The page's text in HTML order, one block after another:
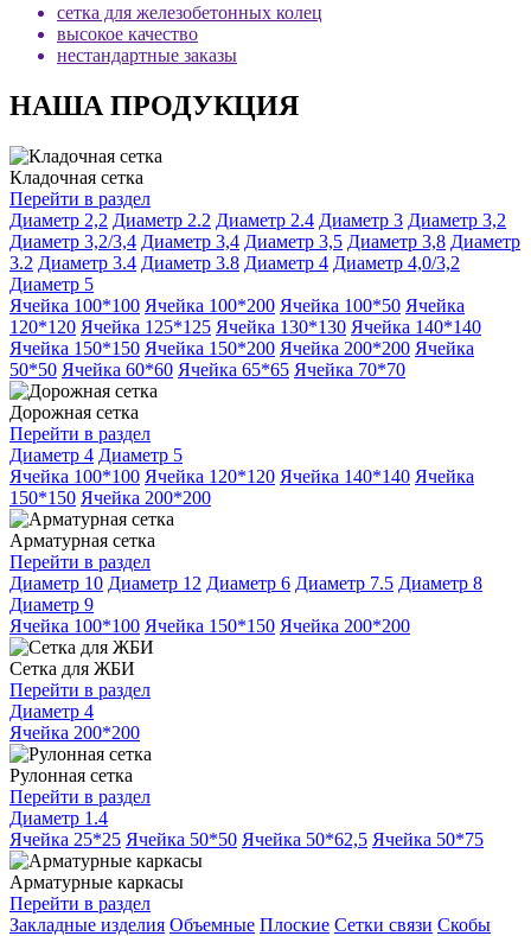
сетка для железобетонных колец
высокое качество
нестандартные заказы
НАША ПРОДУКЦИЯ
Кладочная сетка
Перейти в раздел
Диаметр 2,2 Диаметр 2.2 Диаметр 2.4 Диаметр 3 Диаметр 3,2
Диаметр 3,2/3,4 Диаметр 3,4 Диаметр 3,5 Диаметр 3,8 Диаметр
3.2 Диаметр 3.4 Диаметр 3.8 Диаметр 4 Диаметр 4,0/3,2
Диаметр 5
Ячейка 100*100 Ячейка 100*200 Ячейка 100*50 Ячейка
120*120 Ячейка 125*125 Ячейка 130*130 Ячейка 140*140
Ячейка 150*150 Ячейка 150*200 Ячейка 200*200 Ячейка
50*50 Ячейка 60*60 Ячейка 65*65 Ячейка 70*70
Дорожная сетка
Перейти в раздел
Диаметр 4 Диаметр 5
Ячейка 100*100 Ячейка 120*120 Ячейка 140*140 Ячейка
150*150 Ячейка 200*200
Арматурная сетка
Перейти в раздел
Диаметр 10 Диаметр 12 Диаметр 6 Диаметр 7.5 Диаметр 8
Диаметр 9
Ячейка 100*100 Ячейка 150*150 Ячейка 200*200
Сетка для ЖБИ
Перейти в раздел
Диаметр 4
Ячейка 200*200
Рулонная сетка
Перейти в раздел
Диаметр 1.4
Ячейка 25*25 Ячейка 50*50 Ячейка 50*62,5 Ячейка 50*75
Арматурные каркасы
Перейти в раздел
Закладные изделия Объемные Плоские Сетки связи Скобы